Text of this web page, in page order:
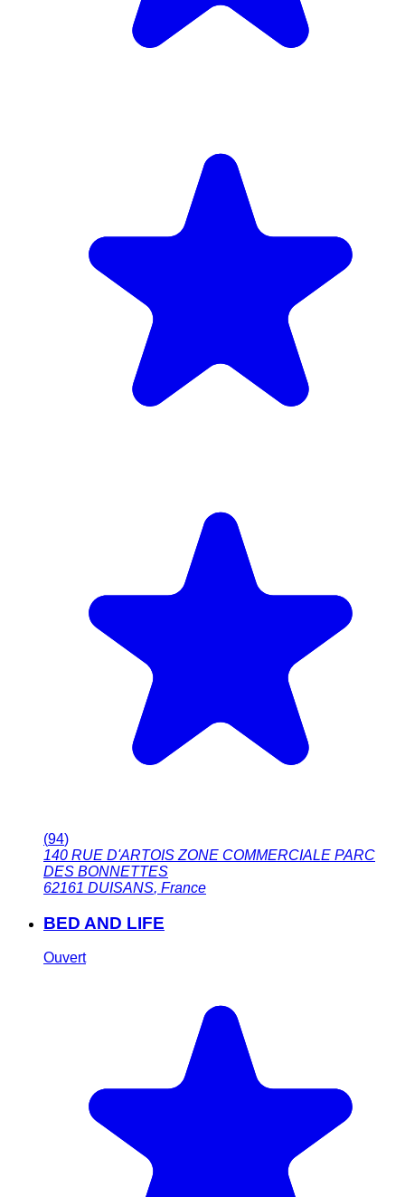
(94)
140 RUE D'ARTOIS ZONE COMMERCIALE PARC
DES BONNETTES
62161 DUISANS, France
BED AND LIFE
Ouvert